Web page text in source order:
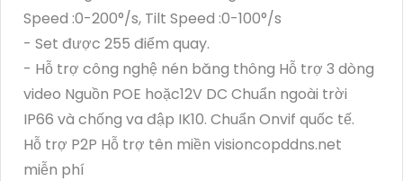
Speed :0-200°/s, Tilt Speed :0-100°/s
- Set được 255 điểm quay.
- Hỗ trợ công nghệ nén băng thông Hỗ trợ 3 dòng
video Nguồn POE hoặc12V DC Chuẩn ngoài trời
IP66 và chống va đập IK10. Chuẩn Onvif quốc tế.
Hỗ trợ P2P Hỗ trợ tên miền visioncopddns.net
miễn phí